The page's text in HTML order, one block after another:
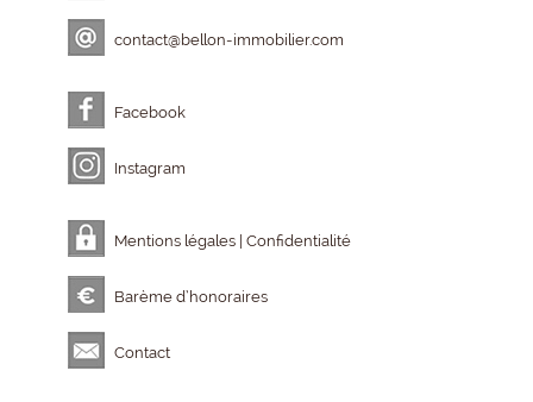
contact@bellon-immobilier.com
Facebook
Instagram
Mentions légales | Confidentialité
Barème d’honoraires
Contact